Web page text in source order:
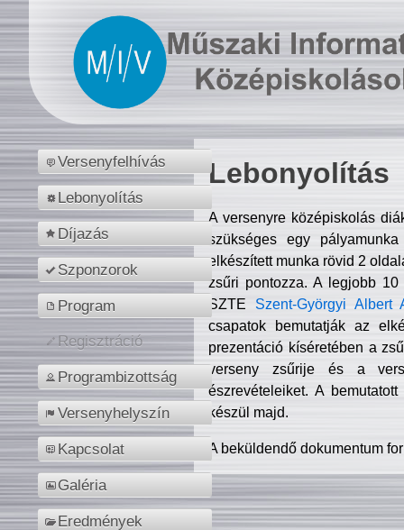
Versenyfelhívás
Lebonyolítás
Díjazás
Szponzorok
Program
Regisztráció
Programbizottság
Versenyhelyszín
Kapcsolat
Galéria
Eredmények
Lebonyolítás
A versenyre középiskolás
szükséges egy
elkészített munka rövid 2
zsűri pontozza. A legjobb
SZTE Szent-Györgyi Albert
csapatok bemutatják az
prezentáció kíséretében a
verseny zsűrije és a
észrevételeiket. A
készül majd.
A beküldendő dokumentum